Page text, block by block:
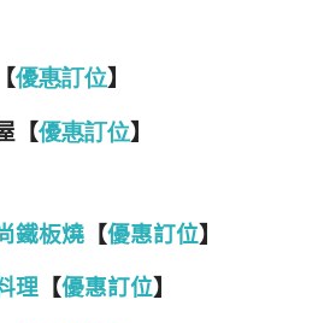
【優惠訂位】
【優惠訂位】
鐵板燒 【優惠訂位】
理 【優惠訂位】